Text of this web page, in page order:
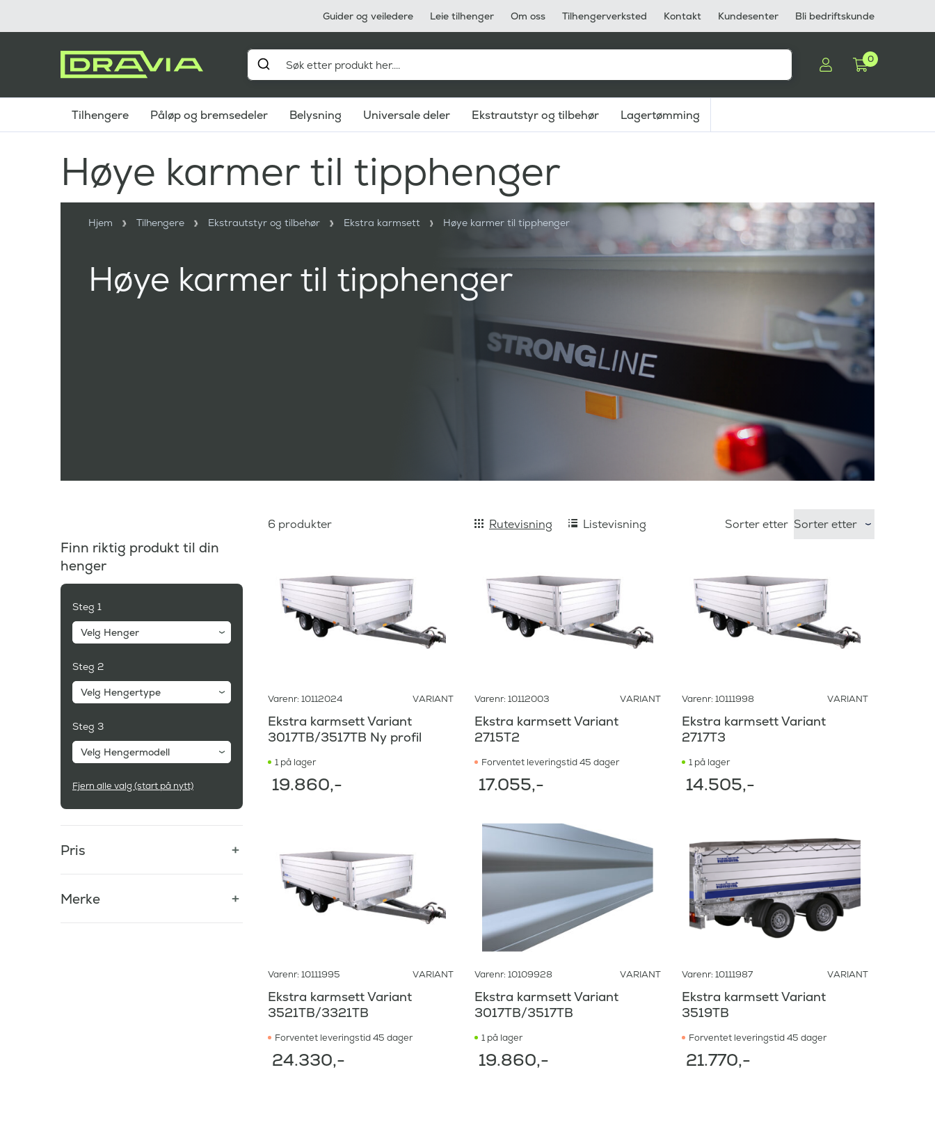
Guider og veiledere Leie tilhenger Om oss Tilhengerverksted Kontakt Kundesenter Bli bedriftskunde
0
Tilhengere Påløp og bremsedeler Belysning Universale deler Ekstrautstyr og tilbehør Lagertømming
Høye karmer til tipphenger
Hjem Tilhengere Ekstrautstyr og tilbehør Ekstra karmsett Høye karmer til tipphenger
Høye karmer til tipphenger
6produkter Rutevisning Listevisning Sorter etter
Finn riktig produkt til din
henger
Steg 1
Velg Henger
Steg 2
Velg Hengertype
Steg 3
Velg Hengermodell
Fjern alle valg (start på nytt)
Pris
Merke
Varenr: 10112024 VARIANT
Ekstra karmsett Variant
3017TB/3517TB Ny profil
1 på lager
19.860,-
Varenr: 10112003 VARIANT
Ekstra karmsett Variant
2715T2
Forventet leveringstid 45 dager
17.055,-
Varenr: 10111998 VARIANT
Ekstra karmsett Variant
2717T3
1 på lager
14.505,-
Varenr: 10111995 VARIANT
Ekstra karmsett Variant
3521TB/3321TB
Forventet leveringstid 45 dager
24.330,-
Varenr: 10109928 VARIANT
Ekstra karmsett Variant
3017TB/3517TB
1 på lager
19.860,-
Varenr: 10111987 VARIANT
Ekstra karmsett Variant
3519TB
Forventet leveringstid 45 dager
21.770,-